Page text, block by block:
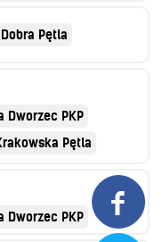

Pętla
Dworzec PKP
Pętla
Dworzec PKP